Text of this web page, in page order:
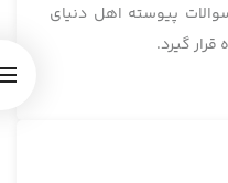
پیوسته اهل دنیای
گیرد.